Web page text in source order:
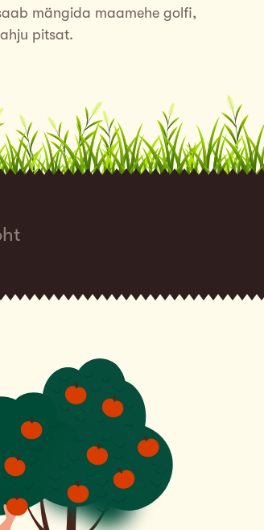
mängida maamehe golfi,
pitsat.